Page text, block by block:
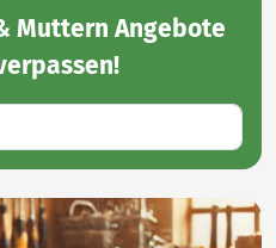
Muttern Angebote